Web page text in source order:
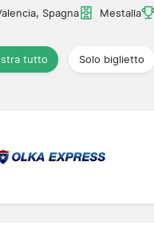
Spagna Mestalla
tutto Solo biglietto